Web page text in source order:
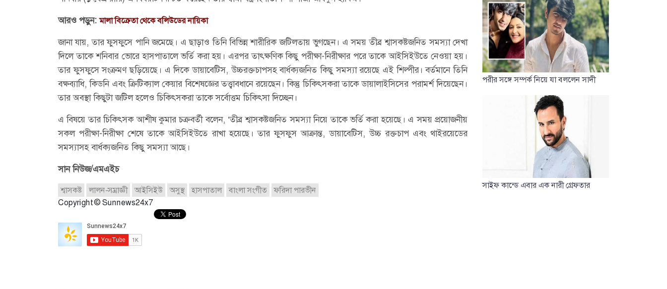
আরও পড়ুন:মালা বিক্রেতা থেকে বলিউডের নায়িকা
জানা যায়, তার ফুসফুসে পানি জমেছে। এ ছাড়াও তিনি বিভিন্ন শারীরিক জটিলতায় ভুগছেন। এ সময় তীব্র শ্বাসকষ্টজনিত সমস্যা দেখা
দিলে তাকে শনিবার ভোরে হাসপাতালে ভর্তি করা হয়। এরপর তাৎক্ষণিক কিছু পরীক্ষা-নিরীক্ষার পরে তাকে আইসিইউতে নেওয়া হয়।
তার ফুসফুসে সংক্রমণ ছড়িয়েছে। এ দিকে ডায়াবেটিস, উচ্চরক্তচাপসহ বার্ধক্যজনিত কিছু সমস্যা রয়েছে এই শিল্পীর। বর্তমানে তিনি
বক্ষব্যাধি, কিডনি এবং ক্রিটিক্যাল কেয়ার বিশেষজ্ঞের তত্ত্বাবধানে রয়েছেন। কিন্তু চিকিৎসকরা তাকে ডায়ালাইসিসের পরামর্শ দিয়েছেন।
তার অবস্থা কিছুটা জটিল হলেও চিকিৎসকরা তাকে সর্বোত্তম চিকিৎসা দিচ্ছেন।
এ বিষয়ে তার চিকিৎসক আশীষ কুমার চক্রবর্তী বলেন, ‘তীব্র শ্বাসকষ্টজনিত সমস্যা নিয়ে তাকে ভর্তি করা হয়েছে। এ সময় প্রয়োজনীয়
সকল পরীক্ষা-নিরীক্ষা শেষে তাকে আইসিইউতে রাখা হয়েছে। তার ফুসফুস আক্রান্ত, ডায়াবেটিস, উচ্চ রক্তচাপ এবং থাইরয়েডের
সমস্যাসহ বার্ধক্যজনিত কিছু সমস্যা আছে।
সান নিউজ/এমএইচ
শ্বাসকষ্ট লালন-সম্রাজ্ঞী আইসিইউ অসুস্থ হাসপাতাল বাংলা সংগীত
ফরিদা পারভীন
Copyright © Sunnews24x7
পরীর সঙ্গে সম্পর্ক নিয়ে যা বললেন সাদী
সাইফ কান্ডে এবার এক নারী গ্রেফতার